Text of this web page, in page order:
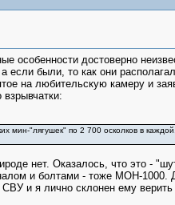
особенности достоверно
были, то как они
на любительскую камеру и
мин-"лягушек" по 2 700 осколков в
нет. Оказалось, что это -
и болтами - тоже МОН-
и я лично склонен ему